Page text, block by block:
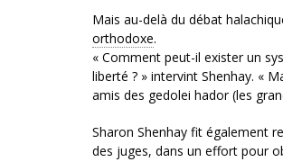
Mais au-delà du débat
orthodoxe.
« Comment peut-il exister un
liberté ? » intervint Shenhay. «
amis des gedolei hador (les
Sharon Shenhay fit également
des juges, dans un effort pour